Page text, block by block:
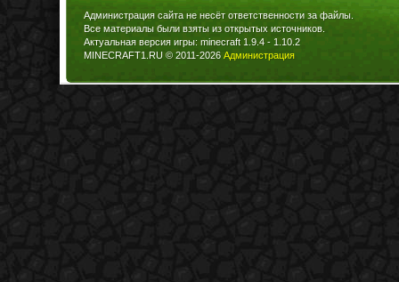
Администрация сайта не несёт ответственности за файлы.
Все материалы были взяты из открытых источников.
Актуальная версия игры: minecraft 1.9.4 - 1.10.2
MINECRAFT1.RU © 2011-2026 Администрация